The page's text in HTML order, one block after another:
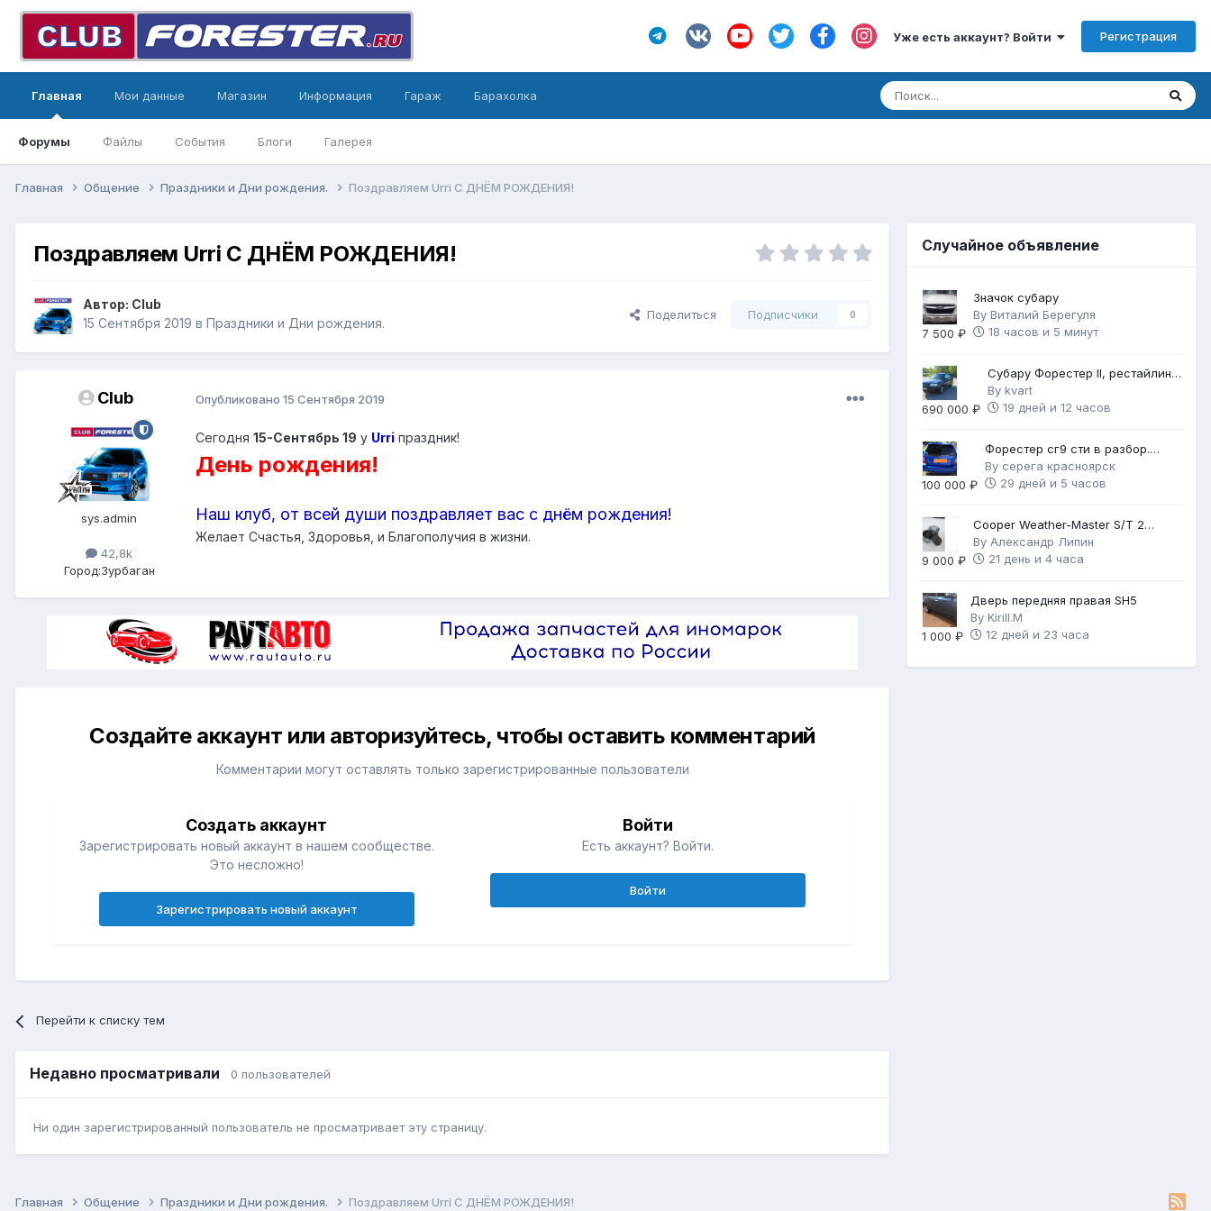
Уже есть аккаунт? Войти Регистрация
Главная
Форумы Файлы События Блоги Галерея
Мои данные Магазин Информация Гараж Барахолка
Главная Общение Праздники и Дни рождения. Поздравляем Urri С ДНЁМ РОЖДЕНИЯ!
Поздравляем Urri С ДНЁМ РОЖДЕНИЯ!
Автор: Club
15 Сентября 2019 в Праздники и Дни рождения.
Поделиться Подписчики 0
Club
sys.admin
42,8k
Город:Зурбаган
Опубликовано 15 Сентября 2019
Сегодня 15-Сентябрь 19 у Urri праздник!
День рождения!
Наш клуб, от всей души поздравляет вас с днём рождения!
Желает Счастья, Здоровья, и Благополучия в жизни.
Создайте аккаунт или авторизуйтесь, чтобы оставить комментарий
Комментарии могут оставлять только зарегистрированные пользователи
Создать аккаунт
Зарегистрировать новый аккаунт в нашем сообществе.
Это несложно!
Зарегистрировать новый аккаунт
Войти
Есть аккаунт? Войти.
Войти
Перейти к списку тем
Недавно просматривали 0 пользователей
Ни один зарегистрированный пользователь не просматривает эту страницу.
Случайное объявление
7 500 ₽
Значок субару
By Виталий Берегуля
18 часов и 5 минут
690 000 ₽
Субару Форестер II, рестайлинг
2006, 2,5 АТ, автомат
By kvart
19 дней и 12 часов
100 000 ₽
Форестер сг9 сти в разбор.
Механика 6ст.
By серега красноярск
29 дней и 5 часов
9 000 ₽
Cooper Weather-Master S/T 2
225/60 R17
By Александр Липин
21 день и 4 часа
1 000 ₽
Дверь передняя правая SH5
By Kirill.M
12 дней и 23 часа
Главная Общение Праздники и Дни рождения. Поздравляем Urri С ДНЁМ РОЖДЕНИЯ!